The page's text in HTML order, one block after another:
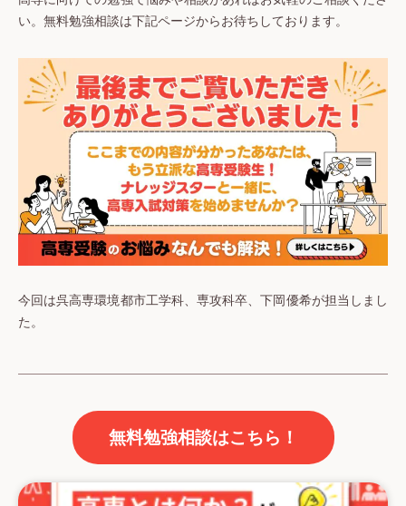
い。無料勉強相談は下記ページからお待ちしております。
今回は呉高専環境都市工学科、専攻科卒、下岡優希が担当しまし
た。
無料勉強相談はこちら！